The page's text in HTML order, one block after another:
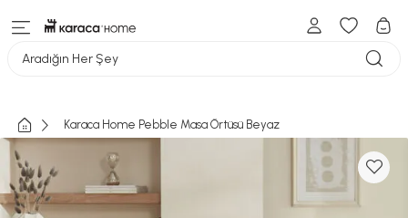
Aradığın Her Şey
Karaca Home Pebble Masa Örtüsü Beyaz